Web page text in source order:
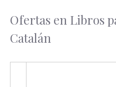
Ofertas en Libros
Catalán